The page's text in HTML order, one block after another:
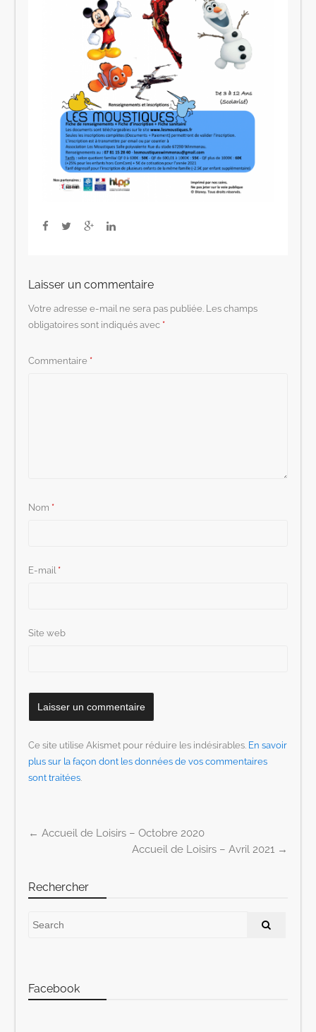
Laisser un commentaire
Votre adresse e-mail ne sera pas publiée. Les champs
obligatoires sont indiqués avec *
Commentaire *
Nom *
E-mail *
Site web
Ce site utilise Akismet pour réduire les indésirables. En savoir
plus sur la façon dont les données de vos commentaires
sont traitées.
← Accueil de Loisirs – Octobre 2020
Accueil de Loisirs – Avril 2021 →
Rechercher
Facebook